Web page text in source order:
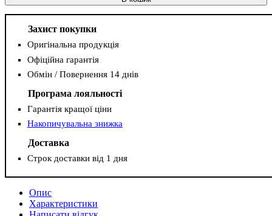
Захист покупки
Оригінальна продукція
Офіційна гарантія
Обмін / Повернення 14 днів
Програма лояльності
Гарантія кращої ціни
Накопичувальна знижка
Доставка
Строк доставки від 1 дня
Опис
Характеристики